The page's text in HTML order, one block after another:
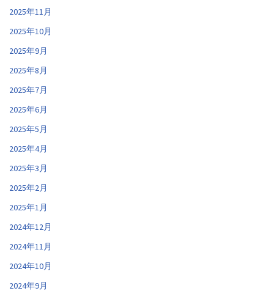
2025年11月
2025年10月
2025年9月
2025年8月
2025年7月
2025年6月
2025年5月
2025年4月
2025年3月
2025年2月
2025年1月
2024年12月
2024年11月
2024年10月
2024年9月